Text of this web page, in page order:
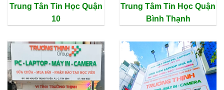
Trung Tân Tin Học Quận
10
Trung Tâm Tin Học Quận
Bình Thạnh